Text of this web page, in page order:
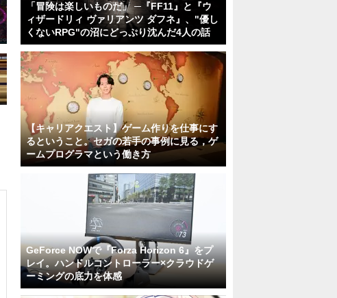
「冒険は楽しいものだ」 ─『FF11』と『ウ
ィザードリィ ヴァリアンツ ダフネ』、"優し
くないRPG"の沼にどっぷり沈んだ4人の話
【キャリアクエスト】ゲーム作りを仕事にす
るということ。セガの若手の事例に見る，ゲ
ームプログラマという働き方
GeForce NOWで『Forza Horizon 6』をプ
レイ。ハンドルコントローラー×クラウドゲ
ーミングの底力を体感